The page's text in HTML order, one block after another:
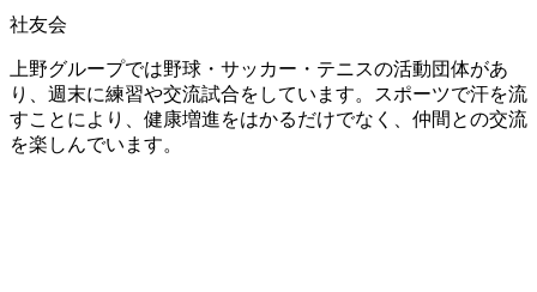
社友会
上野グループでは野球・サッカー・テニスの活動団体があ
り、週末に練習や交流試合をしています。スポーツで汗を流
すことにより、健康増進をはかるだけでなく、仲間との交流
を楽しんでいます。